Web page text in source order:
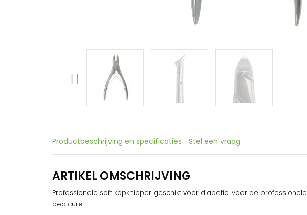
Productbeschrijving en specificaties Stel een vraag
ARTIKEL OMSCHRIJVING
Professionele soft kopknipper geschikt voor diabetici voor de professionele
pedicure.